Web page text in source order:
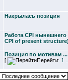
Накрылась позиция
Работа CPI нынешнего
CPI of present
Позиция по мотивам ...
[
Перейти: 1